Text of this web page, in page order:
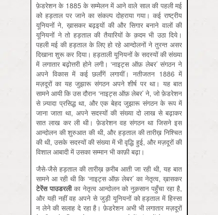
फ़ेडरेशन के 1885 के सम्मेलन में आने वाले साल की पहली मई
को हड़ताल पर जाने का संकल्प दोहराया गया। कई राष्ट्रीय
यूनियनों ने, ख़ासकर बढ़इयों की और सिगार बनाने वालों की
यूनियनों ने तो हड़ताल की तैयारियों के क़दम भी उठा दिये।
पहली मई की हड़ताल के लिए हो रहे आन्दोलनों ने तुरन्त असर
दिखाना शुरू कर दिया। हड़ताली यूनियनों के सदस्यों की संख्या
में लगातार बढ़ोत्तरी होने लगी। ‘नाइट्स ऑफ़ लेबर’ संगठन ने
अपने विकास में कई छलाँगें लगायीं। नतीजतन 1886 में
मज़दूरों का यह जुझारू संगठन अपने शीर्ष पर था। यह बात
सामने आयी कि उस दौरान ‘नाइट्स ऑफ़ लेबर’ ने, जो फ़ेडरेशन
से ज़्यादा प्रसिद्ध था, और एक बेहद जुझारू संगठन के रूप में
जाना जाता था, अपने सदस्यों की संख्या दो लाख से बढ़ाकर
सात लाख कर ली थी। फ़ेडरेशन वह संगठन था जिसने इस
आन्दोलन की शुरुआत की थी, और हड़ताल की तारीख़ निश्चित
की थी, उसके सदस्यों की संख्या में भी वृद्धि हुई, और मज़दूरों की
विशाल आबादी में उसका सम्मान भी काफ़ी बढ़ा।
जैसे-जैसे हड़ताल की तारीख़ क़रीब आती जा रही थी, यह बात
सामने आ रही थी कि ‘नाइट्स ऑफ़ लेबर’ का नेतृत्व, ख़ासकर
टेरेंस पाउडरलीका नेतृत्व आन्दोलन को नुक़सान पहुँचा रहा है,
और यही नहीं वह अपने से जुड़ी यूनियनों को हड़ताल में हिस्सा
न लेने की सलाह दे रहा है। फ़ेडरेशन अभी भी लगातार मज़दूरों